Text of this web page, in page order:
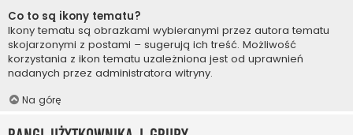
Co to są ikony tematu?
Ikony tematu są obrazkami wybieranymi przez autora tematu
skojarzonymi z postami – sugerują ich treść. Możliwość
korzystania z ikon tematu uzależniona jest od uprawnień
nadanych przez administratora witryny.
Na górę